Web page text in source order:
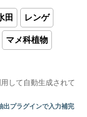
田 レンゲ
マメ科植物
用して自動生成されて
出プラグインで入力補完